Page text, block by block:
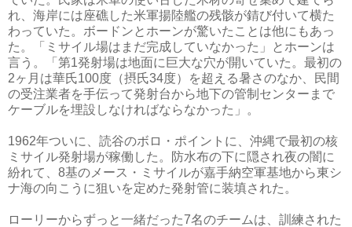
れ、海岸には座礁した米軍揚陸艦の残骸が錆び付いて横た
わっていた。ボードンとホーンが驚いたことは他にもあっ
た。「ミサイル場はまだ完成していなかった」とホーンは
言う。「第1発射場は地面に巨大な穴が開いていた。最初の
2ヶ月は華氏100度（摂氏34度）を超える暑さのなか、民間
の受注業者を手伝って発射台から地下の管制センターまで
ケーブルを埋設しなければならなかった」。
1962年ついに、読谷のボロ・ポイントに、沖縄で最初の核
ミサイル発射場が稼働した。防水布の下に隠され夜の闇に
紛れて、8基のメース・ミサイルが嘉手納空軍基地から東シ
ナ海の向こうに狙いを定めた発射管に装填された。
ローリーからずっと一緒だった7名のチームは、訓練された